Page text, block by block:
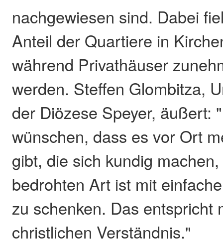
nachgewiesen sind. Dabei
Anteil der Quartiere in
während Privathäuser
werden. Steffen Glombitza,
der Diözese Speyer, äußert:
wünschen, dass es vor Ort
gibt, die sich kundig
bedrohten Art ist mit
zu schenken. Das entspricht
christlichen Verständnis."